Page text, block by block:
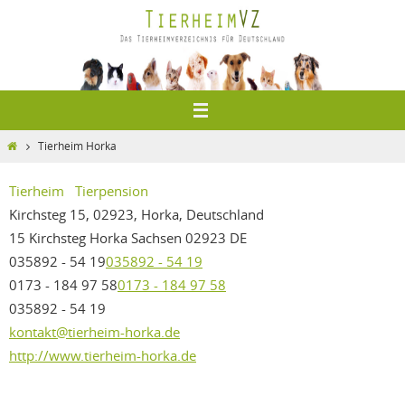
HomeTierheim Horka
Tierheim
Tierpension
Kirchsteg 15, 02923, Horka, Deutschland
15 Kirchsteg Horka Sachsen 02923 DE
035892 - 54 19035892 - 54 19
0173 - 184 97 580173 - 184 97 58
035892 - 54 19
kontakt@tierheim-horka.de
http://www.tierheim-horka.de